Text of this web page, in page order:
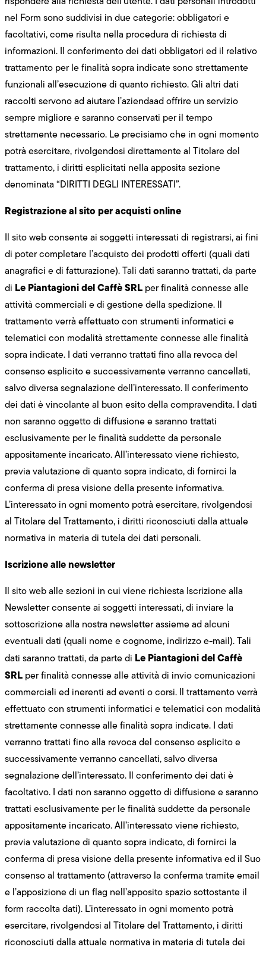
nel Form sono suddivisi in due categorie: obbligatori e
facoltativi, come risulta nella procedura di richiesta di
informazioni. Il conferimento dei dati obbligatori ed il relativo
trattamento per le finalità sopra indicate sono strettamente
funzionali all’esecuzione di quanto richiesto. Gli altri dati
raccolti servono ad aiutare l’aziendaad offrire un servizio
sempre migliore e saranno conservati per il tempo
strettamente necessario. Le precisiamo che in ogni momento
potrà esercitare, rivolgendosi direttamente al Titolare del
trattamento, i diritti esplicitati nella apposita sezione
denominata “DIRITTI DEGLI INTERESSATI”.
Registrazione al sito per acquisti online
Il sito web consente ai soggetti interessati di registrarsi, ai fini
di poter completare l’acquisto dei prodotti offerti (quali dati
anagrafici e di fatturazione). Tali dati saranno trattati, da parte
di Le Piantagioni del Caffè SRL per finalità connesse alle
attività commerciali e di gestione della spedizione. Il
trattamento verrà effettuato con strumenti informatici e
telematici con modalità strettamente connesse alle finalità
sopra indicate. I dati verranno trattati fino alla revoca del
consenso esplicito e successivamente verranno cancellati,
salvo diversa segnalazione dell’interessato. Il conferimento
dei dati è vincolante al buon esito della compravendita. I dati
non saranno oggetto di diffusione e saranno trattati
esclusivamente per le finalità suddette da personale
appositamente incaricato. All’interessato viene richiesto,
previa valutazione di quanto sopra indicato, di fornirci la
conferma di presa visione della presente informativa.
L’interessato in ogni momento potrà esercitare, rivolgendosi
al Titolare del Trattamento, i diritti riconosciuti dalla attuale
normativa in materia di tutela dei dati personali.
Iscrizione alle newsletter
Il sito web alle sezioni in cui viene richiesta Iscrizione alla
Newsletter consente ai soggetti interessati, di inviare la
sottoscrizione alla nostra newsletter assieme ad alcuni
eventuali dati (quali nome e cognome, indirizzo e-mail). Tali
dati saranno trattati, da parte di Le Piantagioni del Caffè
SRL per finalità connesse alle attività di invio comunicazioni
commerciali ed inerenti ad eventi o corsi. Il trattamento verrà
effettuato con strumenti informatici e telematici con modalità
strettamente connesse alle finalità sopra indicate. I dati
verranno trattati fino alla revoca del consenso esplicito e
successivamente verranno cancellati, salvo diversa
segnalazione dell’interessato. Il conferimento dei dati è
facoltativo. I dati non saranno oggetto di diffusione e saranno
trattati esclusivamente per le finalità suddette da personale
appositamente incaricato. All’interessato viene richiesto,
previa valutazione di quanto sopra indicato, di fornirci la
conferma di presa visione della presente informativa ed il Suo
consenso al trattamento (attraverso la conferma tramite email
e l’apposizione di un flag nell’apposito spazio sottostante il
form raccolta dati). L’interessato in ogni momento potrà
esercitare, rivolgendosi al Titolare del Trattamento, i diritti
riconosciuti dalla attuale normativa in materia di tutela dei